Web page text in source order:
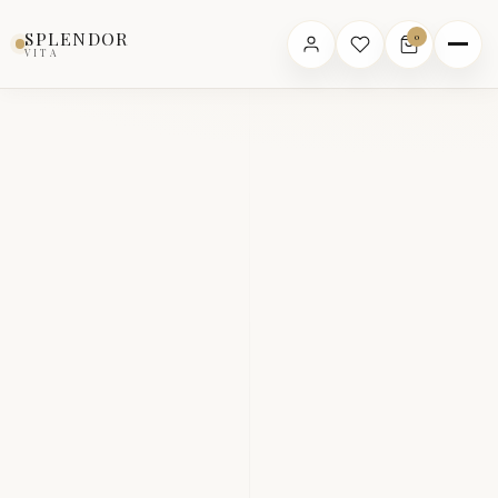
SPLENDOR
VITA
0